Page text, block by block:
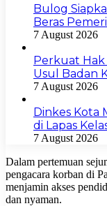
Bulog
Beras
7 August 2026
Perkuat Hak
Usul Badan
7 August 2026
Dinkes Kota
di Lapas
7 August 2026
Dalam pertemuan
pengacara korban di
menjamin akses
dan nyaman.